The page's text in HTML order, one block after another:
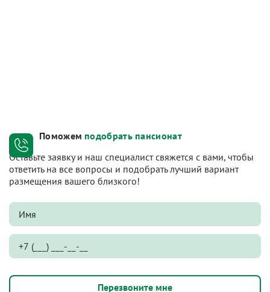
Поможем подобрать пансионат
Оставьте заявку и наш специалист свяжется с вами, чтобы
ответить на все вопросы и подобрать лучший вариант
размещения вашего близкого!